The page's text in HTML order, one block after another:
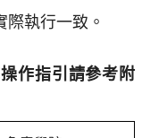
際執行一致。
作指引請參考附